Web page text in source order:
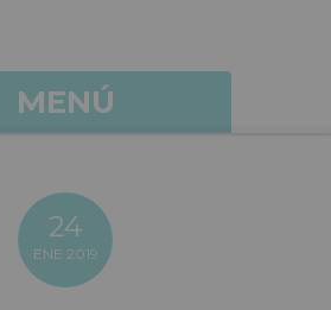
MENÚ
24
ENE 2019